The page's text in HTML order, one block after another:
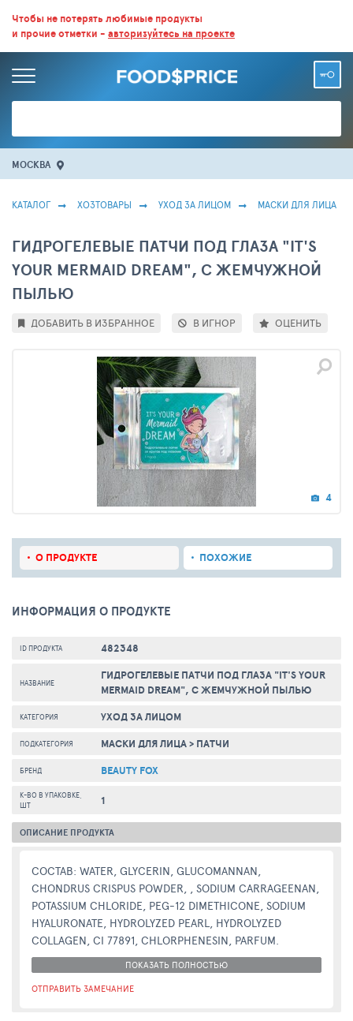
ВСЕ СКИДКИ И ВЫГОДНЫЕ ЦЕНЫ НА ПРОДУКТЫ В МАГАЗИНАХ.
БОЛЬШЕ 100 000 ТОВАРОВ. ЕЖЕДНЕВНОЕ ОБНОВЛЕНИЕ ЦЕН.
Чтобы не потерять любимые продукты
и прочие отметки - авторизуйтесь на проекте
МОСКВА
КАТАЛОГ ХОЗТОВАРЫ УХОД ЗА ЛИЦОМ МАСКИ ДЛЯ ЛИЦА
ГИДРОГЕЛЕВЫЕ ПАТЧИ ПОД ГЛАЗА "IT'S
YOUR MERMAID DREAM", С ЖЕМЧУЖНОЙ
ПЫЛЬЮ
4
ДОБАВИТЬ В ИЗБРАННОЕ В ИГНОР ОЦЕНИТЬ
О ПРОДУКТЕ ПОХОЖИЕ
ИНФОРМАЦИЯ О ПРОДУКТЕ
ID ПРОДУКТА 482348
НАЗВАНИЕ
ГИДРОГЕЛЕВЫЕ ПАТЧИ ПОД ГЛАЗА "IT'S YOUR
MERMAID DREAM", С ЖЕМЧУЖНОЙ ПЫЛЬЮ
КАТЕГОРИЯ УХОД ЗА ЛИЦОМ
ПОДКАТЕГОРИЯ МАСКИ ДЛЯ ЛИЦА> ПАТЧИ
БРЕНД BEAUTY FOX
К-ВО В УПАКОВКЕ,
ШТ
1
ОПИСАНИЕ ПРОДУКТА
СОСТАВ: WATER, GLYCERIN, GLUCOMANNAN,
CHONDRUS CRISPUS POWDER, , SODIUM CARRAGEENAN,
POTASSIUM CHLORIDE, PEG-12 DIMETHICONE, SODIUM
HYALURONATE, HYDROLYZED PEARL, HYDROLYZED
COLLAGEN, CI 77891, CHLORPHENESIN, PARFUM.
ПОКАЗАТЬ ПОЛНОСТЬЮ
ОТПРАВИТЬ ЗАМЕЧАНИЕ